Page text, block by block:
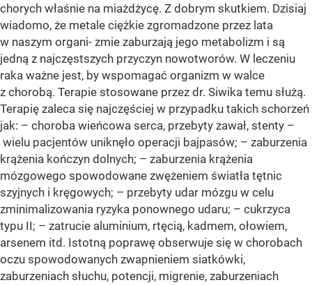
chorych właśnie na miażdżycę. Z dobrym skutkiem. Dzisiaj
wiadomo, że metale ciężkie zgromadzone przez lata
w naszym organi- zmie zaburzają jego metabolizm i są
jedną z najczęstszych przyczyn nowotworów. W leczeniu
raka ważne jest, by wspomagać organizm w walce
z chorobą. Terapie stosowane przez dr. Siwika temu służą.
Terapię zaleca się najczęściej w przypadku takich schorzeń
jak: – choroba wieńcowa serca, przebyty zawał, stenty –
wielu pacjentów uniknęło operacji bajpasów; – zaburzenia
krążenia kończyn dolnych; – zaburzenia krążenia
mózgowego spowodowane zwężeniem światła tętnic
szyjnych i kręgowych; – przebyty udar mózgu w celu
zminimalizowania ryzyka ponownego udaru; – cukrzyca
typu II; – zatrucie aluminium, rtęcią, kadmem, ołowiem,
arsenem itd. Istotną poprawę obserwuje się w chorobach
oczu spowodowanych zwapnieniem siatkówki,
zaburzeniach słuchu, potencji, migrenie, zaburzeniach